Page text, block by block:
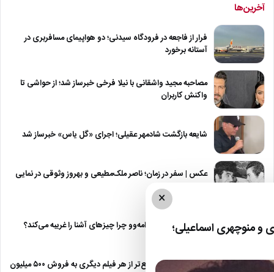
آخرین‌ها
فرار از فاجعه در فرودگاه سیدنی؛ دو هواپیمای مسافربری در
آستانه برخورد
مصاحبه مجید واشقانی با نیلا فرخی خبرساز شد؛ از حواشی تا
واکنش کاربران
شایعه بازگشت شادمهر عقیلی؛ اجرای «گل یاس» خبرساز شد
عکس | سفر در زمان؛ ناصر ملک‌مطیعی و بهروز وثوقی در نمایی
نقطه مقابل دژاوو؛ ژامه‌وو چرا چیزهای آشنا را غریبه می‌کند؟
«مرد عنکبوتی» سریع‌تر از هر فیلم دیگری به فروش ۵۰۰ میلیون
×
منوچهری اسماعیلی؛